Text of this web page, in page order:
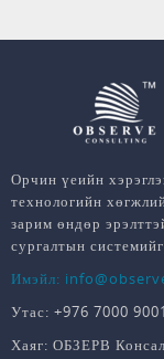
Орчин үеийн
технологийн
зарим өндөр
сургалтын
Имэйл:
Утас: +976 7000 9001
Хаяг: ОБЗЕРВ